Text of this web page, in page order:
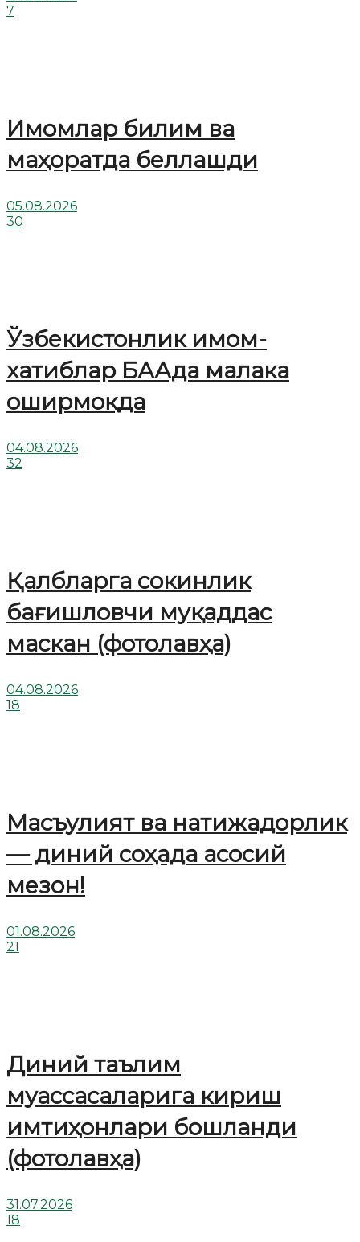
7
Имомлар билим ва
маҳоратда беллашди
05.08.2026
30
Ўзбекистонлик имом-
хатиблар БААда малака
оширмоқда
04.08.2026
32
Қалбларга сокинлик
бағишловчи муқаддас
маскан (фотолавҳа)
04.08.2026
18
Масъулият ва натижадорлик
— диний соҳада асосий
мезон!
01.08.2026
21
Диний таълим
муассасаларига кириш
имтиҳонлари бошланди
(фотолавҳа)
31.07.2026
18